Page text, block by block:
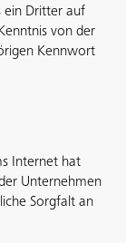
ein Dritter auf
von der
Kennwort
Internet hat
Unternehmen
Sorgfalt an